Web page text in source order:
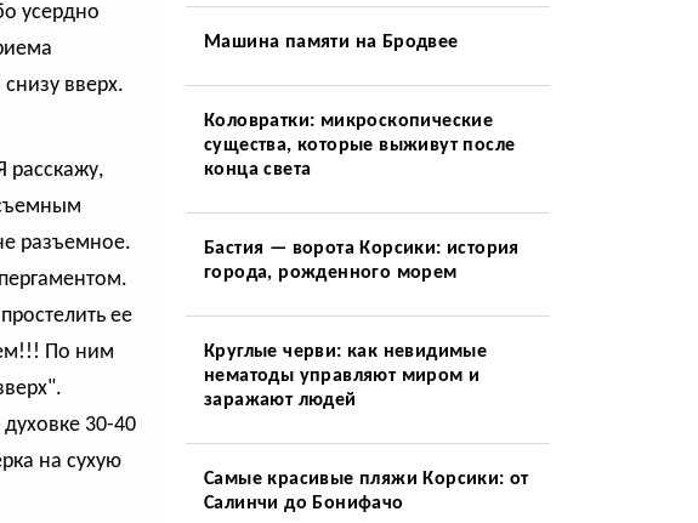
усердно
вверх.
расскажу,
разъемное.
ее
По ним
30-40
на сухую
Машина памяти на Бродвее
Коловратки: микроскопические
существа, которые выживут после
конца света
Бастия — ворота Корсики: история
города, рожденного морем
Круглые черви: как невидимые
нематоды управляют миром и
заражают людей
Самые красивые пляжи Корсики: от
Салинчи до Бонифачо